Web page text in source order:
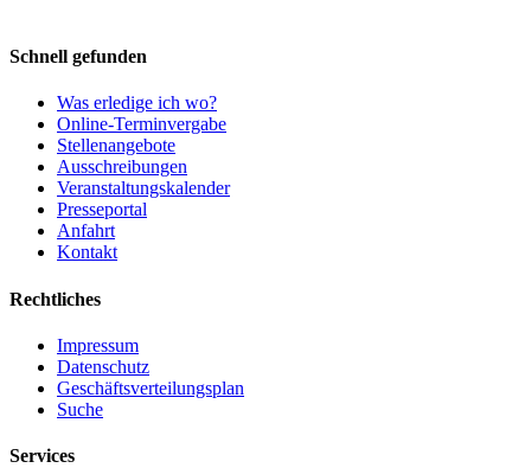
Schnell gefunden
Was erledige ich wo?
Online-Terminvergabe
Stellenangebote
Ausschreibungen
Veranstaltungskalender
Presseportal
Anfahrt
Kontakt
Rechtliches
Impressum
Datenschutz
Geschäftsverteilungsplan
Suche
Services